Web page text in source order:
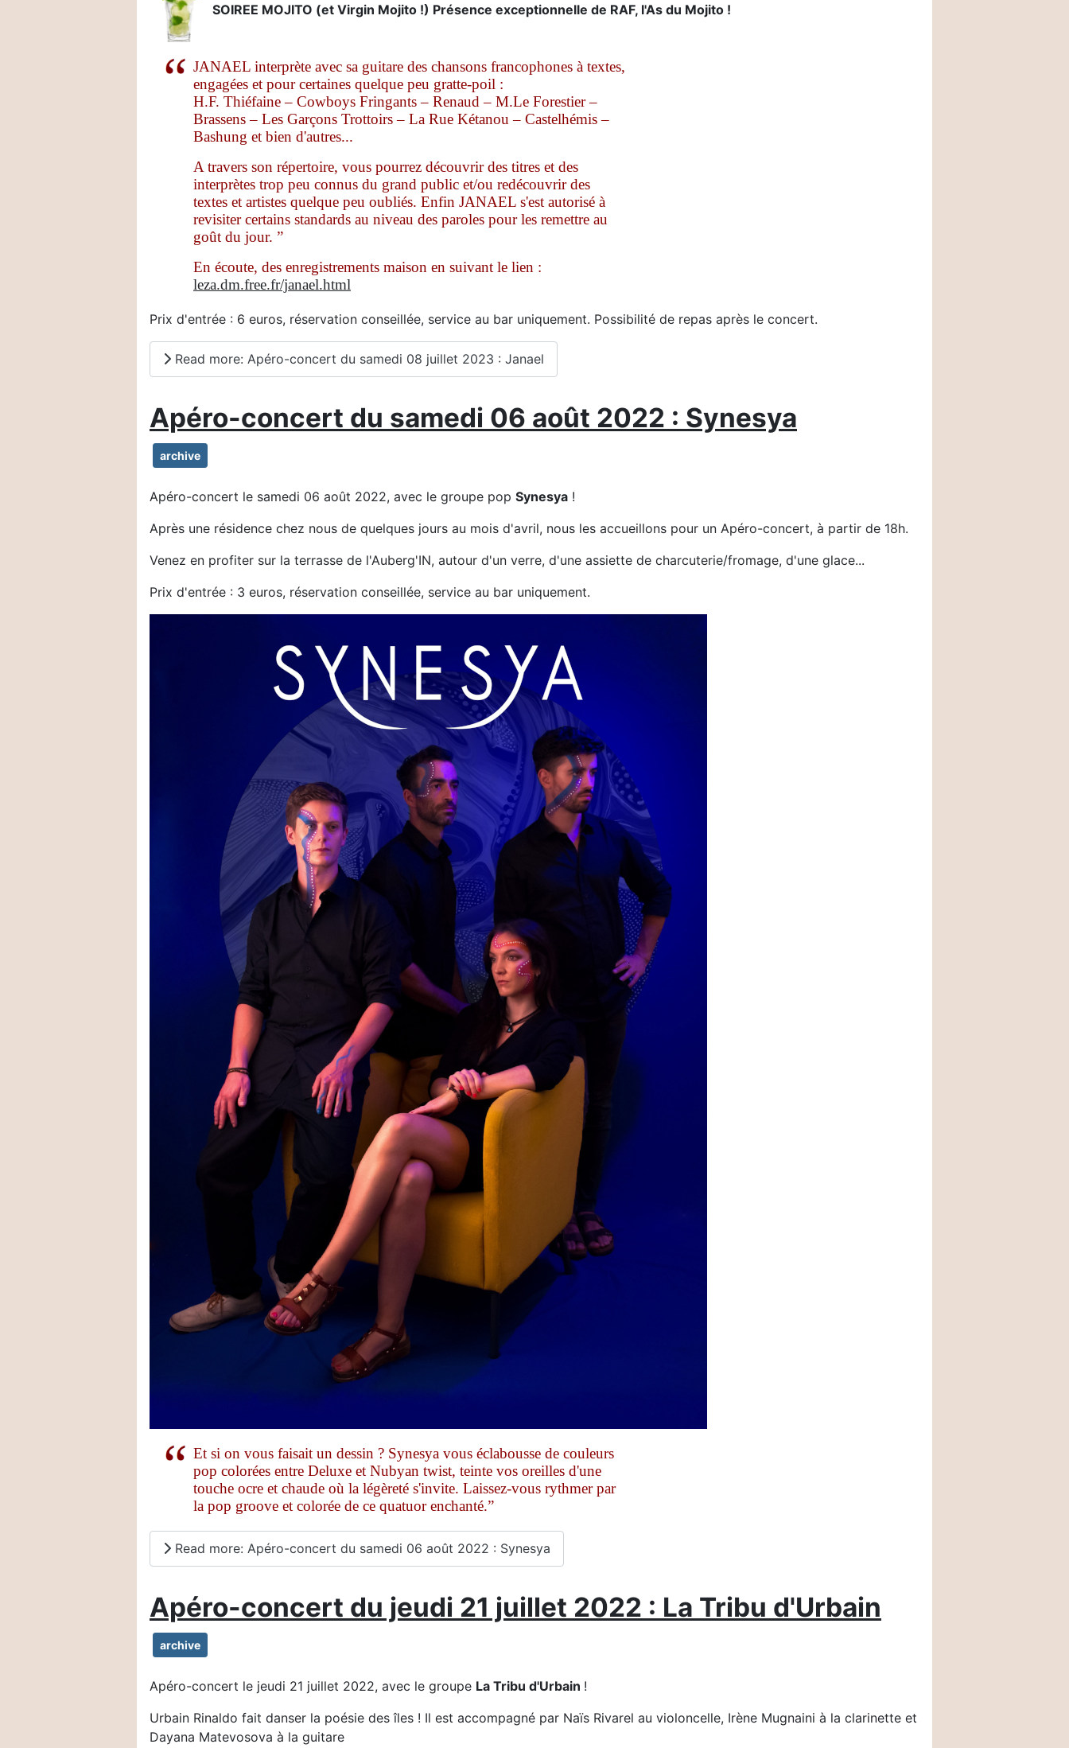
SOIREE MOJITO (et Virgin Mojito !) Présence exceptionnelle de RAF, l'As du Mojito !
JANAEL interprète avec sa guitare des chansons francophones à textes,
engagées et pour certaines quelque peu gratte-poil :
H.F. Thiéfaine – Cowboys Fringants – Renaud – M.Le Forestier –
Brassens – Les Garçons Trottoirs – La Rue Kétanou – Castelhémis –
Bashung et bien d'autres...
A travers son répertoire, vous pourrez découvrir des titres et des
interprètes trop peu connus du grand public et/ou redécouvrir des
textes et artistes quelque peu oubliés. Enfin JANAEL s'est autorisé à
revisiter certains standards au niveau des paroles pour les remettre au
goût du jour. ”
En écoute, des enregistrements maison en suivant le lien :
leza.dm.free.fr/janael.html
Prix d'entrée : 6 euros, réservation conseillée, service au bar uniquement. Possibilité de repas après le concert.
Read more: Apéro-concert du samedi 08 juillet 2023 : Janael
Apéro-concert du samedi 06 août 2022 : Synesya
archive
Apéro-concert le samedi 06 août 2022, avec le groupe pop Synesya !
Après une résidence chez nous de quelques jours au mois d'avril, nous les accueillons pour un Apéro-concert, à partir de 18h.
Venez en profiter sur la terrasse de l'Auberg'IN, autour d'un verre, d'une assiette de charcuterie/fromage, d'une glace...
Prix d'entrée : 3 euros, réservation conseillée, service au bar uniquement.
Et si on vous faisait un dessin ? Synesya vous éclabousse de couleurs
pop colorées entre Deluxe et Nubyan twist, teinte vos oreilles d'une
touche ocre et chaude où la légèreté s'invite. Laissez-vous rythmer par
la pop groove et colorée de ce quatuor enchanté.”
Read more: Apéro-concert du samedi 06 août 2022 : Synesya
Apéro-concert du jeudi 21 juillet 2022 : La Tribu d'Urbain
archive
Apéro-concert le jeudi 21 juillet 2022, avec le groupe La Tribu d'Urbain !
Urbain Rinaldo fait danser la poésie des îles ! Il est accompagné par Naïs Rivarel au violoncelle, Irène Mugnaini à la clarinette et
Dayana Matevosova à la guitare